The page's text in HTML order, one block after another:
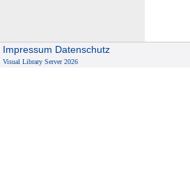
Impressum Datenschutz
Visual Library Server 2026